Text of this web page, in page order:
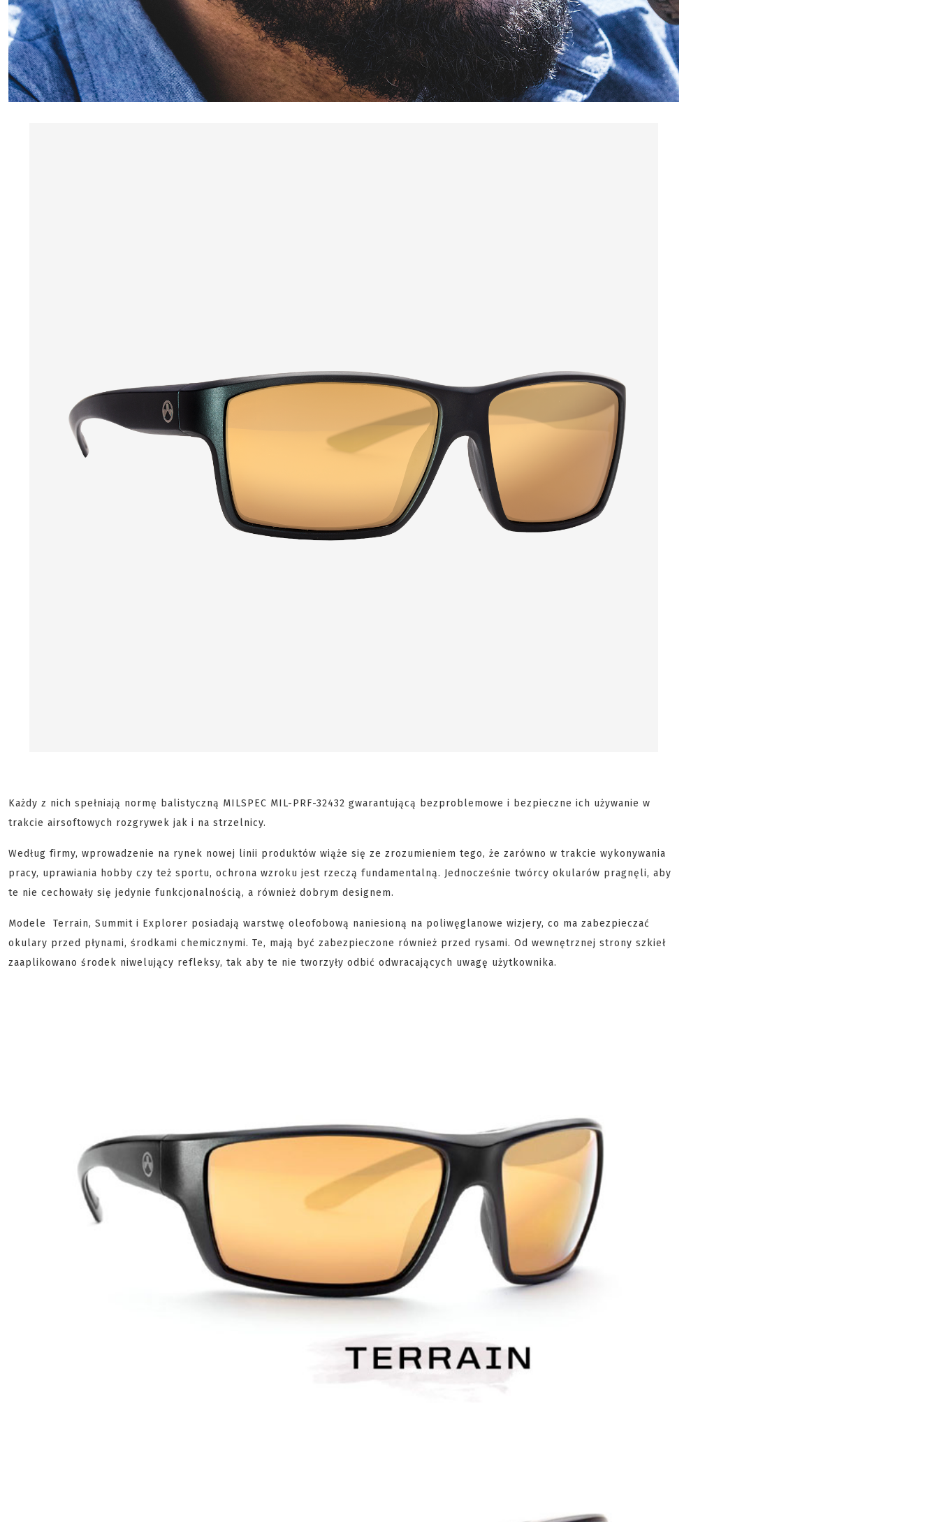
Każdy z nich spełniają normę balistyczną MILSPEC MIL-PRF-32432 gwarantującą bezproblemowe i bezpieczne ich używanie w
trakcie airsoftowych rozgrywek jak i na strzelnicy.
Według firmy, wprowadzenie na rynek nowej linii produktów wiąże się ze zrozumieniem tego, że zarówno w trakcie wykonywania
pracy, uprawiania hobby czy też sportu, ochrona wzroku jest rzeczą fundamentalną. Jednocześnie twórcy okularów pragnęli, aby
te nie cechowały się jedynie funkcjonalnością, a również dobrym designem.
Modele Terrain, Summit i Explorer posiadają warstwę oleofobową naniesioną na poliwęglanowe wizjery, co ma zabezpieczać
okulary przed płynami, środkami chemicznymi. Te, mają być zabezpieczone również przed rysami. Od wewnętrznej strony szkieł
zaaplikowano środek niwelujący refleksy, tak aby te nie tworzyły odbić odwracających uwagę użytkownika.